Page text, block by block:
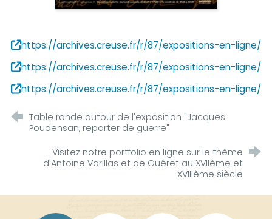
https://archives.creuse.fr/r/87/expositions-en-ligne/
https://archives.creuse.fr/r/87/expositions-en-ligne/
https://archives.creuse.fr/r/87/expositions-en-ligne/
Table ronde autour de l'exposition "Jacques
Poudensan, reporter de guerre"
Visitez notre portfolio en ligne sur le thème
d'Antoine Varillas et de Guéret au XVIIème et
XVIIIème siècle